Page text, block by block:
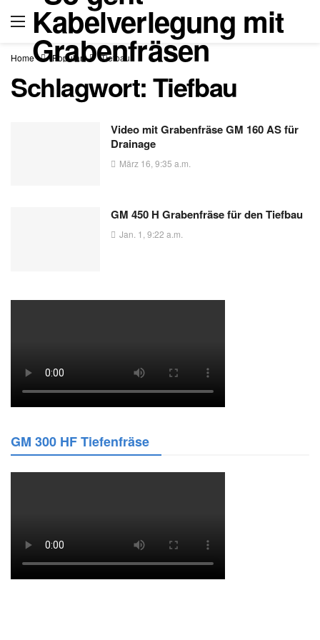
Home Popular Tiefbau
Schlagwort:Tiefbau
Video mit Grabenfräse GM 160 AS für
Drainage
März 16, 9:35 a.m.
GM 450 H Grabenfräse für den Tiefbau
Jan. 1, 9:22 a.m.
GM 300 HF Tiefenfräse